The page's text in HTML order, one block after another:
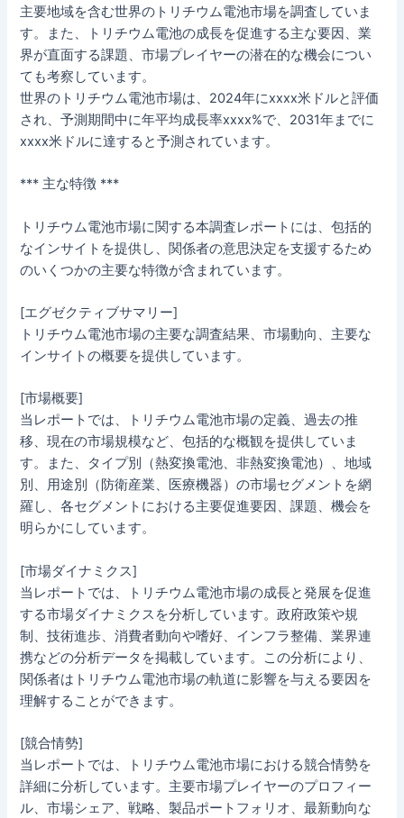
主要地域を含む世界のトリチウム電池市場を調査していま
す。また、トリチウム電池の成長を促進する主な要因、業
界が直面する課題、市場プレイヤーの潜在的な機会につい
ても考察しています。
世界のトリチウム電池市場は、2024年にxxxx米ドルと評価
され、予測期間中に年平均成長率xxxx%で、2031年までに
xxxx米ドルに達すると予測されています。
*** 主な特徴 ***
トリチウム電池市場に関する本調査レポートには、包括的
なインサイトを提供し、関係者の意思決定を支援するため
のいくつかの主要な特徴が含まれています。
[エグゼクティブサマリー]
トリチウム電池市場の主要な調査結果、市場動向、主要な
インサイトの概要を提供しています。
[市場概要]
当レポートでは、トリチウム電池市場の定義、過去の推
移、現在の市場規模など、包括的な概観を提供していま
す。また、タイプ別（熱変換電池、非熱変換電池）、地域
別、用途別（防衛産業、医療機器）の市場セグメントを網
羅し、各セグメントにおける主要促進要因、課題、機会を
明らかにしています。
[市場ダイナミクス]
当レポートでは、トリチウム電池市場の成長と発展を促進
する市場ダイナミクスを分析しています。政府政策や規
制、技術進歩、消費者動向や嗜好、インフラ整備、業界連
携などの分析データを掲載しています。この分析により、
関係者はトリチウム電池市場の軌道に影響を与える要因を
理解することができます。
[競合情勢]
当レポートでは、トリチウム電池市場における競合情勢を
詳細に分析しています。主要市場プレイヤーのプロフィー
ル、市場シェア、戦略、製品ポートフォリオ、最新動向な